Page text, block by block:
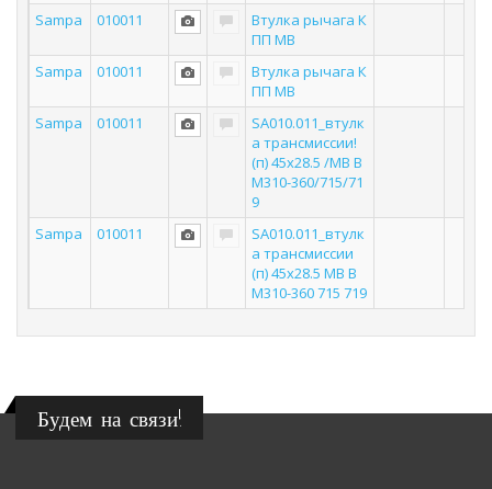
Sampa 010011
Втулка рычага К
ПП MB
Sampa 010011
Втулка рычага К
ПП MB
Sampa 010011
SA010.011_втулк
а трансмиссии!
(п) 45x28.5 /MB B
M310-360/715/71
9
Sampa 010011
SA010.011_втулк
а трансмиссии
(п) 45x28.5 MB B
M310-360 715 719
Будем на связи!